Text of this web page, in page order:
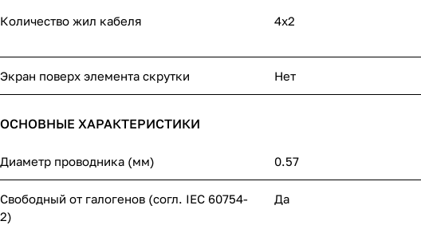
Количество жил кабеля 4x2
Экран поверх элемента скрутки Нет
ОСНОВНЫЕ ХАРАКТЕРИСТИКИ
Диаметр проводника (мм) 0.57
Свободный от галогенов (согл. IEC 60754-
2)
Да